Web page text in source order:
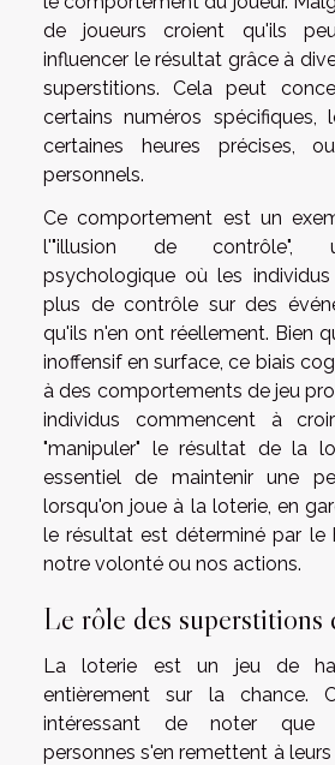
de joueurs croient qu'ils
influencer le résultat grâce à
superstitions. Cela peut
certains numéros
certaines heures précises,
personnels.
Ce comportement est un
l'"illusion de contrôle",
psychologique où les
plus de contrôle sur des
qu'ils n'en ont réellement. Bien
inoffensif en surface, ce biais
à des comportements de jeu
individus commencent à
"manipuler" le résultat de la
essentiel de maintenir une
lorsqu'on joue à la loterie, en
le résultat est déterminé par le
notre volonté ou nos actions.
Le rôle des superstitions
La loterie est un jeu de
entièrement sur la chance.
intéressant de noter que
personnes s'en remettent à